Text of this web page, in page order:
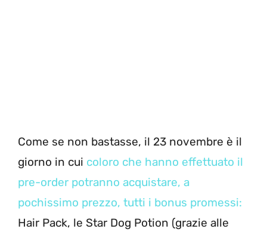
Come se non bastasse, il 23 novembre è il
giorno in cui coloro che hanno effettuato il
pre-order potranno acquistare, a
pochissimo prezzo, tutti i bonus promessi:
Hair Pack, le Star Dog Potion (grazie alle